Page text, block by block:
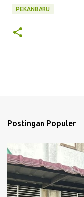
PEKANBARU
Postingan Populer